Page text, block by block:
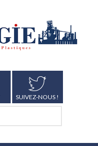
SUIVEZ-NOUS !